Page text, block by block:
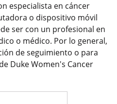
especialista en cáncer
o dispositivo móvil
ser con un profesional en
o médico. Por lo general,
de seguimiento o para
Duke Women's Cancer